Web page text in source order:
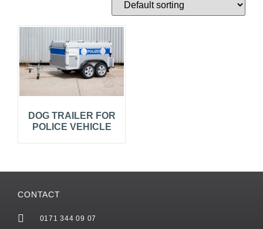
DOG TRAILER FOR
POLICE VEHICLE
CONTACT
0171 344 09 07